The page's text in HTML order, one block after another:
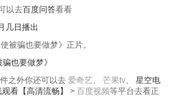
以去百度问答看看
几日播出
被骗也要做梦》正片。
也要做梦》
之外你还可以去 爱奇艺、 芒果tv、 星空电
看【高清流畅】 > 百度视频等平台去看正